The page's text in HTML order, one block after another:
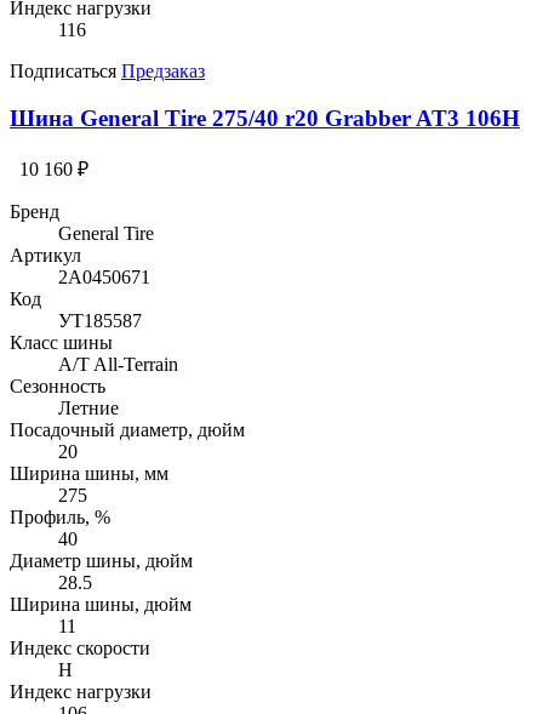
Индекс нагрузки
116
Подписаться Предзаказ
Шина General Tire 275/40 r20 Grabber AT3 106H
10 160 ₽
Бренд
General Tire
Артикул
2A0450671
Код
УТ185587
Класс шины
A/T All-Terrain
Сезонность
Летние
Посадочный диаметр, дюйм
20
Ширина шины, мм
275
Профиль, %
40
Диаметр шины, дюйм
28.5
Ширина шины, дюйм
11
Индекс скорости
H
Индекс нагрузки